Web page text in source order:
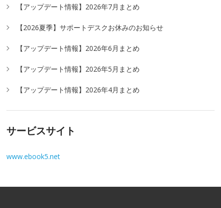
【アップデート情報】2026年7月まとめ
【2026夏季】サポートデスクお休みのお知らせ
【アップデート情報】2026年6月まとめ
【アップデート情報】2026年5月まとめ
【アップデート情報】2026年4月まとめ
サービスサイト
www.ebook5.net